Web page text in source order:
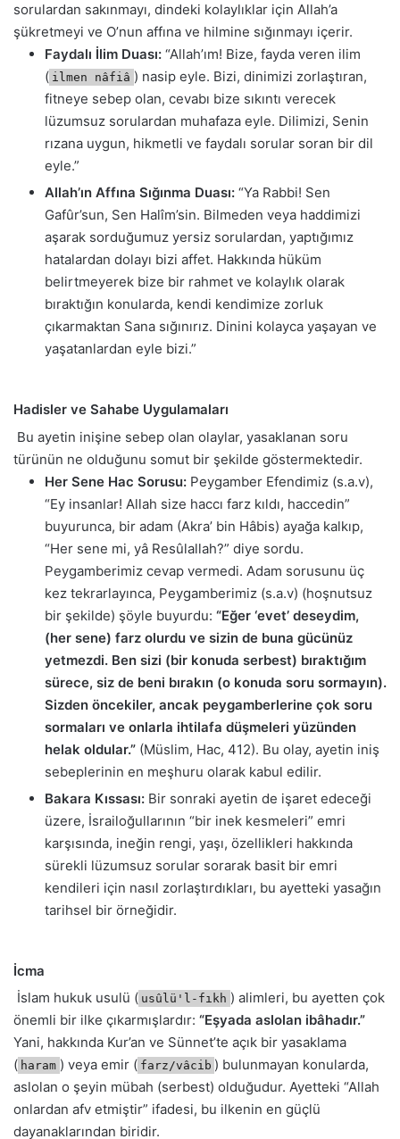
sorulardan sakınmayı, dindeki kolaylıklar için Allah’a
şükretmeyi ve O’nun affına ve hilmine sığınmayı içerir.
Faydalı İlim Duası: “Allah’ım! Bize, fayda veren ilim
( ilmen nâfiâ ) nasip eyle. Bizi, dinimizi zorlaştıran,
fitneye sebep olan, cevabı bize sıkıntı verecek
lüzumsuz sorulardan muhafaza eyle. Dilimizi, Senin
rızana uygun, hikmetli ve faydalı sorular soran bir dil
eyle.”
Allah’ın Affına Sığınma Duası: “Ya Rabbi! Sen
Gafûr’sun, Sen Halîm’sin. Bilmeden veya haddimizi
aşarak sorduğumuz yersiz sorulardan, yaptığımız
hatalardan dolayı bizi affet. Hakkında hüküm
belirtmeyerek bize bir rahmet ve kolaylık olarak
bıraktığın konularda, kendi kendimize zorluk
çıkarmaktan Sana sığınırız. Dinini kolayca yaşayan ve
yaşatanlardan eyle bizi.”
Hadisler ve Sahabe Uygulamaları
Bu ayetin inişine sebep olan olaylar, yasaklanan soru
türünün ne olduğunu somut bir şekilde göstermektedir.
Her Sene Hac Sorusu: Peygamber Efendimiz (s.a.v),
“Ey insanlar! Allah size haccı farz kıldı, haccedin”
buyurunca, bir adam (Akra’ bin Hâbis) ayağa kalkıp,
“Her sene mi, yâ Resûlallah?” diye sordu.
Peygamberimiz cevap vermedi. Adam sorusunu üç
kez tekrarlayınca, Peygamberimiz (s.a.v) (hoşnutsuz
bir şekilde) şöyle buyurdu: “Eğer ‘evet’ deseydim,
(her sene) farz olurdu ve sizin de buna gücünüz
yetmezdi. Ben sizi (bir konuda serbest) bıraktığım
sürece, siz de beni bırakın (o konuda soru sormayın).
Sizden öncekiler, ancak peygamberlerine çok soru
sormaları ve onlarla ihtilafa düşmeleri yüzünden
helak oldular.” (Müslim, Hac, 412). Bu olay, ayetin iniş
sebeplerinin en meşhuru olarak kabul edilir.
Bakara Kıssası: Bir sonraki ayetin de işaret edeceği
üzere, İsrailoğullarının “bir inek kesmeleri” emri
karşısında, ineğin rengi, yaşı, özellikleri hakkında
sürekli lüzumsuz sorular sorarak basit bir emri
kendileri için nasıl zorlaştırdıkları, bu ayetteki yasağın
tarihsel bir örneğidir.
İcma
İslam hukuk usulü ( usûlü'l-fıkh ) alimleri, bu ayetten çok
önemli bir ilke çıkarmışlardır: “Eşyada aslolan ibâhadır.”
Yani, hakkında Kur’an ve Sünnet’te açık bir yasaklama
( haram ) veya emir ( farz/vâcib ) bulunmayan konularda,
aslolan o şeyin mübah (serbest) olduğudur. Ayetteki “Allah
onlardan afv etmiştir” ifadesi, bu ilkenin en güçlü
dayanaklarından biridir.